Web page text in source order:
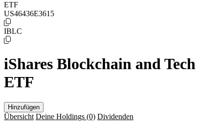
ETF
US46436E3615
IBLC
iShares Blockchain and Tech
ETF
Hinzufügen
Übersicht Deine Holdings (0) Dividenden